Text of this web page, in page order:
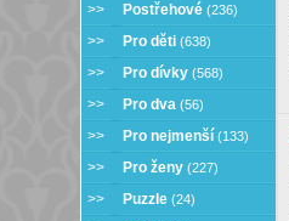
>> Postřehové (236)
>> Pro děti (638)
>> Pro dívky (568)
>> Pro dva (56)
>> Pro nejmenší (133)
>> Pro ženy (227)
>> Puzzle (24)